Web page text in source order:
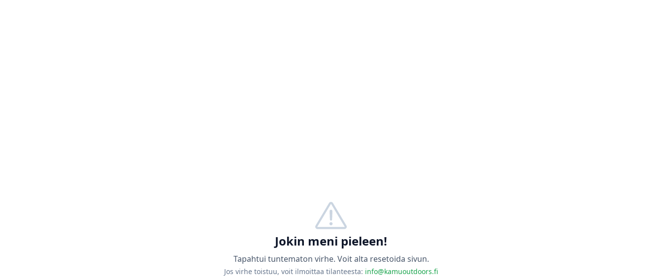
Jokin meni pieleen!
Tapahtui tuntematon virhe. Voit alta resetoida sivun.
Jos virhe toistuu, voit ilmoittaa tilanteesta: info@kamuoutdoors.fi